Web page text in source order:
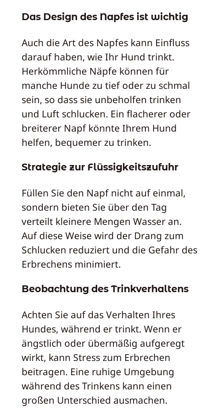
Das Design des Napfes ist wichtig
Auch die Art des Napfes kann Einfluss
darauf haben, wie Ihr Hund trinkt.
Herkömmliche Näpfe können für
manche Hunde zu tief oder zu schmal
sein, so dass sie unbeholfen trinken
und Luft schlucken. Ein flacherer oder
breiterer Napf könnte Ihrem Hund
helfen, bequemer zu trinken.
Strategie zur Flüssigkeitszufuhr
Füllen Sie den Napf nicht auf einmal,
sondern bieten Sie über den Tag
verteilt kleinere Mengen Wasser an.
Auf diese Weise wird der Drang zum
Schlucken reduziert und die Gefahr des
Erbrechens minimiert.
Beobachtung des Trinkverhaltens
Achten Sie auf das Verhalten Ihres
Hundes, während er trinkt. Wenn er
ängstlich oder übermäßig aufgeregt
wirkt, kann Stress zum Erbrechen
beitragen. Eine ruhige Umgebung
während des Trinkens kann einen
großen Unterschied ausmachen.